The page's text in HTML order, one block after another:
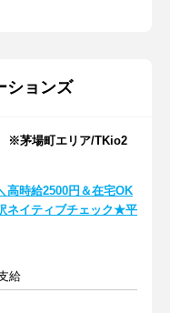
ションズ
※茅場町エリア/TKio2
高時給2500円＆在宅OK
ネイティブチェック★平
給